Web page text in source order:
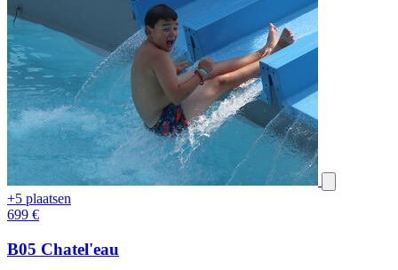
+5 plaatsen
699 €
B05 Chatel'eau